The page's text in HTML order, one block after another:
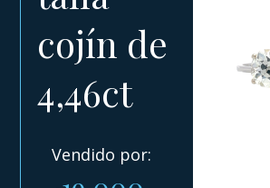
cojín de
4,46ct
Vendido por: